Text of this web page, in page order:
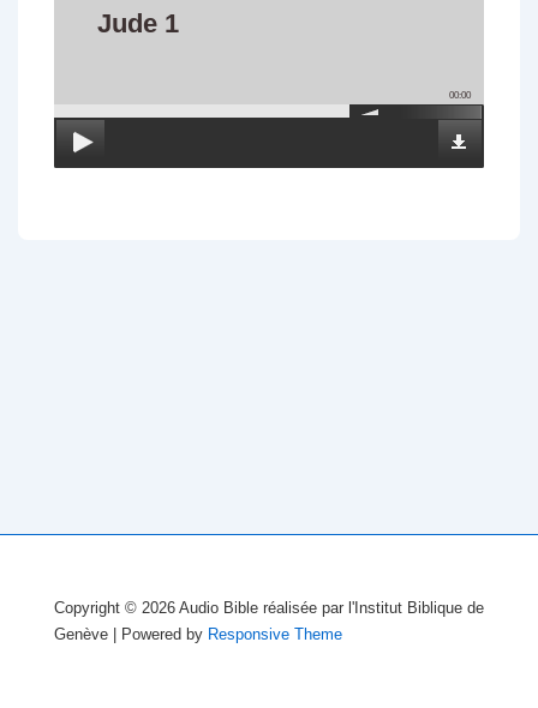
Jude 1
00:00
Copyright © 2026 Audio Bible réalisée par l'Institut Biblique de
Genève
| Powered by Responsive Theme